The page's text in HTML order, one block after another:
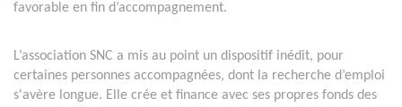
favorable en fin d’accompagnement.
L’association SNC a mis au point un dispositif inédit, pour
certaines personnes accompagnées, dont la recherche d’emploi
s'avère longue. Elle crée et finance avec ses propres fonds des